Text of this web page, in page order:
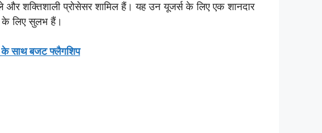
शक्तिशाली प्रोसेसर शामिल हैं। यह उन यूजर्स के लिए एक शानदार
के लिए सुलभ हैं।
साथ बजट फ्लैगशिप